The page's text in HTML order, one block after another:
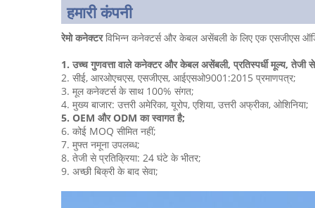
हमारी कंपनी
रेमो कनेक्टरविभिन्न कनेक्टर्स और केबल असेंबली के लिए एक एसजीएस
1. उच्च गुणवत्ता वाले कनेक्टर और केबल असेंबली, प्रतिस्पर्धी मूल्य, तेजी
2. सीई, आरओएचएस, एसजीएस, आईएसओ9001:2015 प्रमाणपत्र;
3. मूल कनेक्टर्स के साथ 100% संगत;
4. मुख्य बाजार: उत्तरी अमेरिका, यूरोप, एशिया, उत्तरी अफ्रीका, ओशिनिया;
5. OEM और ODM का स्वागत है;
6. कोई MOQ सीमित नहीं;
7. मुफ्त नमूना उपलब्ध;
8. तेजी से प्रतिक्रिया: 24 घंटे के भीतर;
9. अच्छी बिक्री के बाद सेवा;